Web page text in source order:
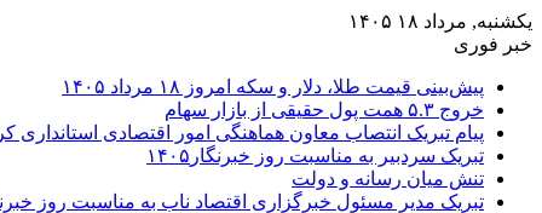
یکشنبه, مرداد ۱۸ ۱۴۰۵
خبر فوری
پیش‌بینی قیمت طلا، دلار و سکه امروز ۱۸ مرداد ۱۴۰۵
خروج ۵.۳ همت پول حقیقی از بازار سهام
پیام تبریک انتصاب معاون هماهنگی امور اقتصادی
تبریک سردبیر به مناسبت روز خبرنگار۱۴۰۵
تنش میان رسانه و دولت
تبریک مدیر مسئول خبرگزاری اقتصاد ناب به مناسبت روز